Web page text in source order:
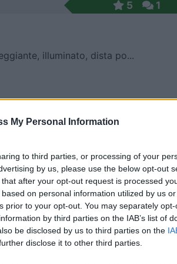
My Personal Information
to third parties, or processing of your
by us, please use the below opt-out
after your opt-out request is processed
on personal information utilized by us
prior to your opt-out. You may separately
by third parties on the IAB’s list of
be disclosed by us to third parties on the
disclose it to other third parties.
5 1
illuminato, dista po...
area con 25 posti aut...